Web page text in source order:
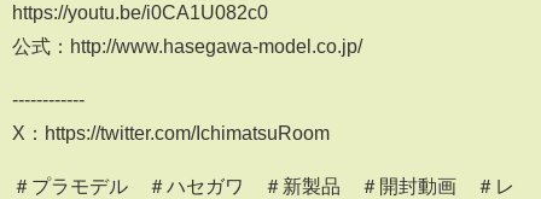
https://youtu.be/i0CA1U082c0
公式：http://www.hasegawa-model.co.jp/
------------
X：https://twitter.com/IchimatsuRoom
＃プラモデル ＃ハセガワ ＃新製品 ＃開封動画 ＃レ